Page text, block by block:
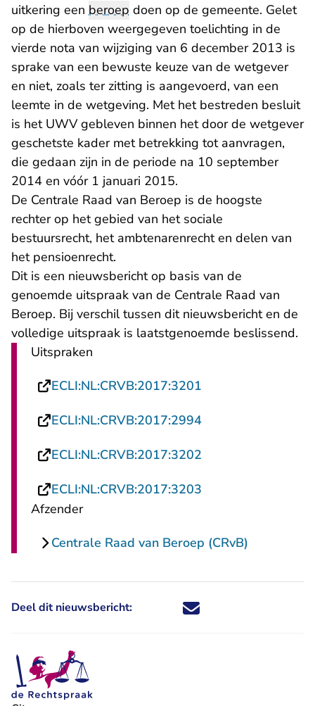
uitkering een beroep doen op de gemeente. Gelet
op de hierboven weergegeven toelichting in de
vierde nota van wijziging van 6 december 2013 is
sprake van een bewuste keuze van de wetgever
en niet, zoals ter zitting is aangevoerd, van een
leemte in de wetgeving. Met het bestreden besluit
is het UWV gebleven binnen het door de wetgever
geschetste kader met betrekking tot aanvragen,
die gedaan zijn in de periode na 10 september
2014 en vóór 1 januari 2015.
De Centrale Raad van Beroep is de hoogste
rechter op het gebied van het sociale
bestuursrecht, het ambtenarenrecht en delen van
het pensioenrecht.
Dit is een nieuwsbericht op basis van de
genoemde uitspraak van de Centrale Raad van
Beroep. Bij verschil tussen dit nieuwsbericht en de
volledige uitspraak is laatstgenoemde beslissend.
Uitspraken
ECLI:NL:CRVB:2017:3201
ECLI:NL:CRVB:2017:2994- U verlaat
ECLI:NL:CRVB:2017:3202
ECLI:NL:CRVB:2017:3203
Afzender
Centrale Raad van Beroep (CRvB)
Deel dit nieuwsbericht: Deel dit nieuwsbericht via X -
Deel dit nieuwsbericht via
Deel dit nieuwsbericht
Deel dit